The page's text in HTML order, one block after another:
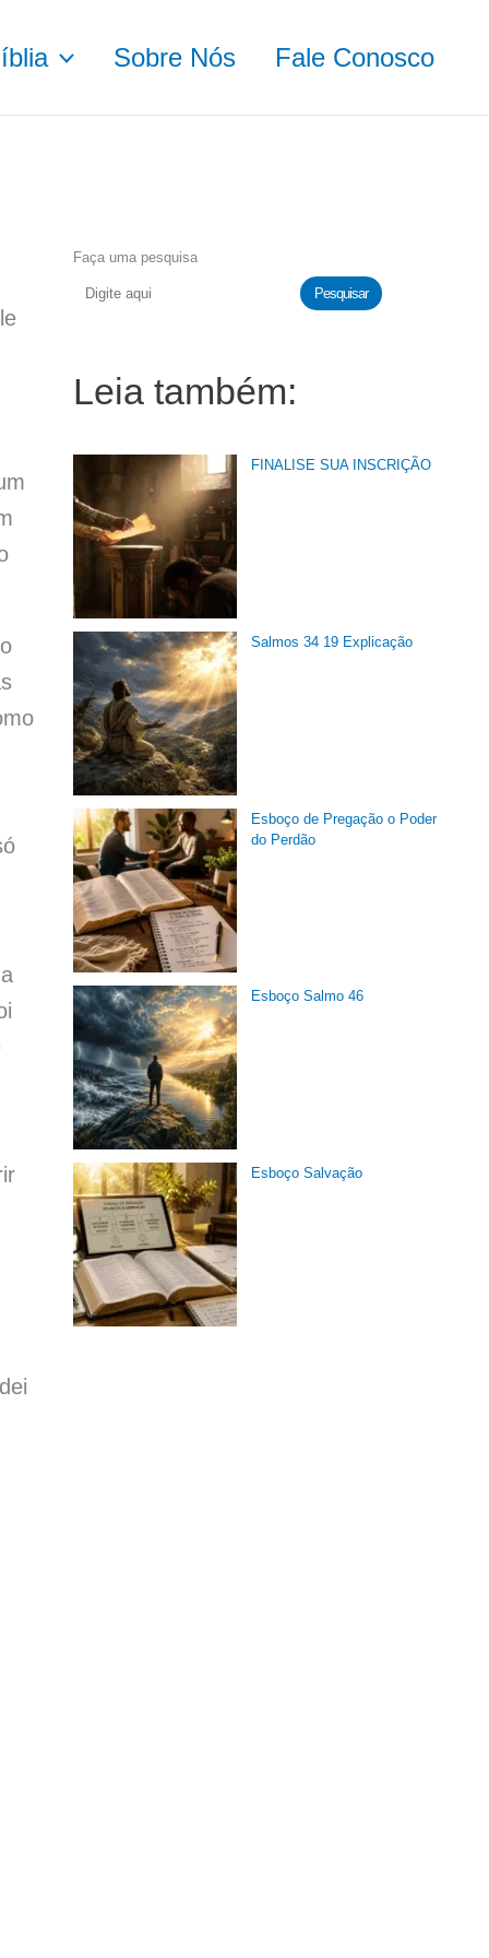
Sobre Nós Fale Conosco
Faça uma pesquisa
Pesquisar
Leia também:
FINALISE SUA INSCRIÇÃO
Salmos 34 19 Explicação
Esboço de Pregação o Poder
do Perdão
Esboço Salmo 46
Esboço Salvação